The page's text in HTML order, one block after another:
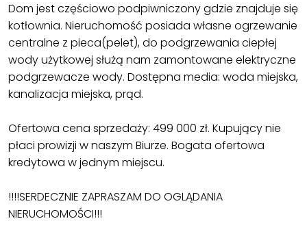
Dom jest częściowo podpiwniczony gdzie znajduje się
kotłownia. Nieruchomość posiada własne ogrzewanie
centralne z pieca(pelet), do podgrzewania ciepłej
wody użytkowej służą nam zamontowane elektryczne
podgrzewacze wody. Dostępna media: woda miejska,
kanalizacja miejska, prąd.
Ofertowa cena sprzedaży: 499 000 zł. Kupujący nie
płaci prowizji w naszym Biurze. Bogata ofertowa
kredytowa w jednym miejscu.
!!!!SERDECZNIE ZAPRASZAM DO OGLĄDANIA
NIERUCHOMOŚCI!!!